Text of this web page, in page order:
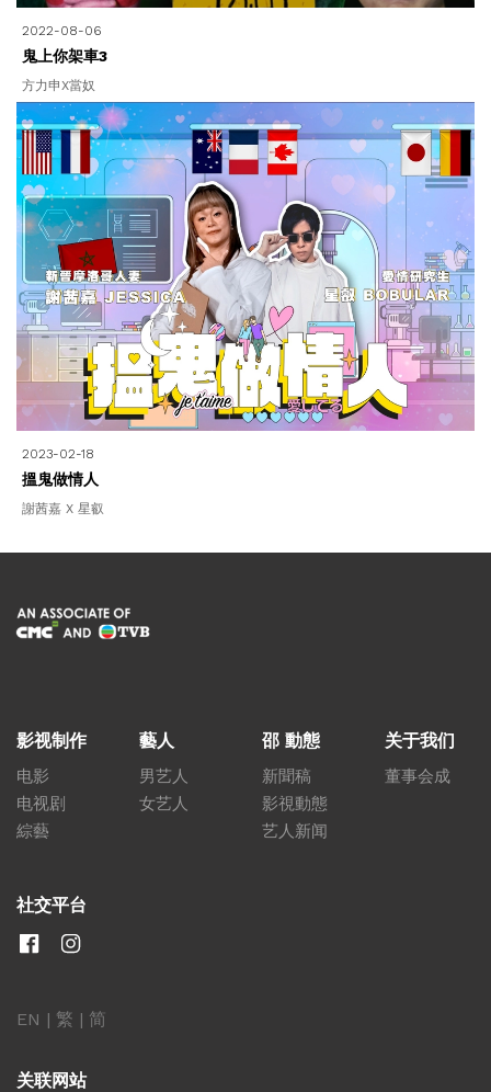
2022-08-06
鬼上你架車3
方力申X當奴
2023-02-18
搵鬼做情人
謝茜嘉 X 星叡
影视制作
电影
电视剧
綜藝
藝人
男艺人
女艺人
邵 動態
新聞稿
影視動態
艺人新闻
关于我们
董事会成
社交平台
EN | 繁 | 简
关联网站